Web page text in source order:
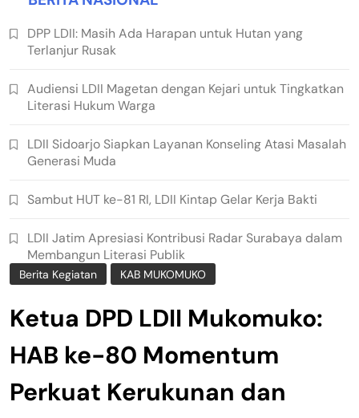
Berita Kegiatan KAB MUKOMUKO
Ketua DPD LDII Mukomuko:
HAB ke-80 Momentum
Perkuat Kerukunan dan
DPP LDII: Masih Ada Harapan untuk Hutan yang
Terlanjur Rusak
Audiensi LDII Magetan dengan Kejari untuk Tingkatkan
Literasi Hukum Warga
LDII Sidoarjo Siapkan Layanan Konseling Atasi Masalah
Generasi Muda
Sambut HUT ke-81 RI, LDII Kintap Gelar Kerja Bakti
LDII Jatim Apresiasi Kontribusi Radar Surabaya dalam
Membangun Literasi Publik